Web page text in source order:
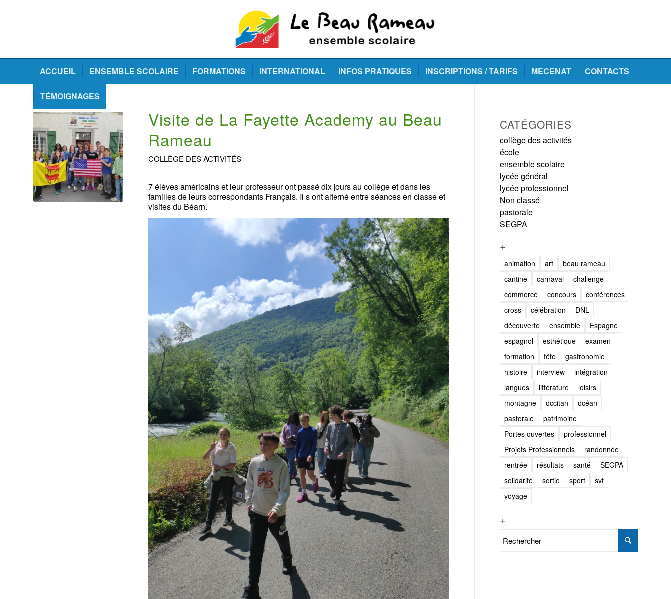
ACCUEIL ENSEMBLE SCOLAIRE FORMATIONS INTERNATIONAL INFOS PRATIQUES INSCRIPTIONS / TARIFS MECENAT CONTACTS
TÉMOIGNAGES
Visite de La Fayette Academy au Beau
Rameau
COLLÈGE DES ACTIVITÉS
7 élèves américains et leur professeur ont passé dix jours au collège et dans les
familles de leurs correspondants Français. Il s ont alterné entre séances en classe et
visites du Béarn.
CATÉGORIES
collège des activités
école
ensemble scolaire
lycée général
lycée professionnel
Non classé
pastorale
SEGPA
+
animation art
beau rameau
cantine
carnaval
challenge
commerce
concours
conférences
cross
célébration
DNL
découverte
ensemble
Espagne
espagnol
esthétique
examen
formation
fête
gastronomie
histoire
interview
intégration
langues
littérature
loisirs
montagne
occitan
océan
pastorale
patrimoine
Portes ouvertes
professionnel
Projets Professionnels
randonnée
rentrée
résultats santé
SEGPA
solidarité
sortie sport
svt
voyage
+